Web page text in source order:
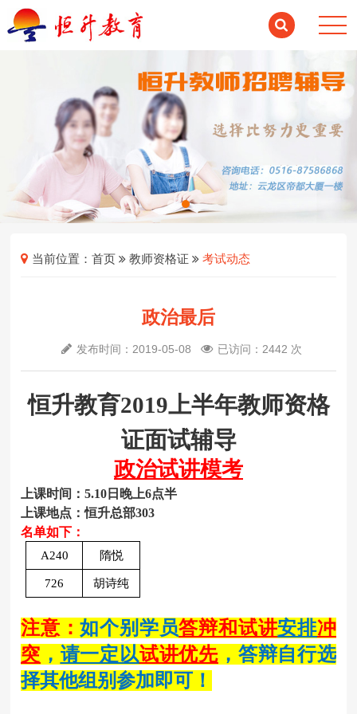
当前位置：首页 教师资格证 考试动态
政治最后
发布时间：2019-05-08 已访问：2442 次
恒升教育2019上半年教师资格
证面试辅导
政治试讲模考
上课时间：5.10日晚上6点半
上课地点：恒升总部303
名单如下：
A240 隋悦
726 胡诗纯
注意：如个别学员答辩和试讲安排冲
突 ， 请一定以试讲优先 ，答辩自行选
择其他组别参加即可！